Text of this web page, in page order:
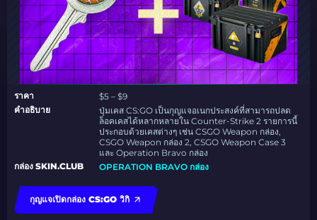
ราคา
$5 – $9
คำอธิบาย
ปุ่มเคส CS:GO เป็นกุญแจอเนกประสงค์ที่สามารถปลด
ล็อคเคสได้หลากหลายใน Counter-Strike 2 รายการนี้
ประกอบด้วยเคสต่างๆ เช่น CSGO Weapon กล่อง,
CSGO Weapon กล่อง 2, CSGO Weapon Case 3
และ Operation Bravo กล่อง
กล่อง SKIN.CLUB
OPERATION BRAVO กล่อง
กุญแจเปิดกล่อง CS:GO วิกิ